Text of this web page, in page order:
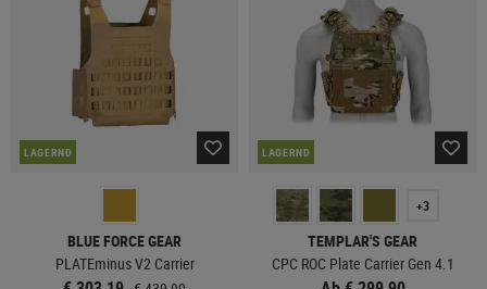
LAGERND
BLUE FORCE GEAR
PLATEminus V2 Carrier
LAGERND
+3
TEMPLAR'S GEAR
CPC ROC Plate Carrier Gen 4.1